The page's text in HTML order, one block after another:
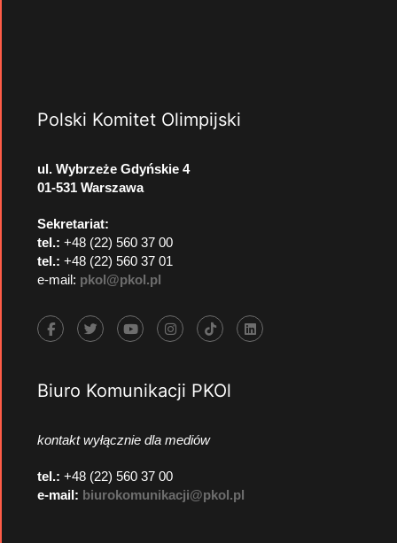
Polski Komitet Olimpijski
ul. Wybrzeże Gdyńskie 4
01-531 Warszawa
Sekretariat:
tel.: +48 (22) 560 37 00
tel.: +48 (22) 560 37 01
e-mail: pkol@pkol.pl
Biuro Komunikacji PKOl
kontakt wyłącznie dla mediów
tel.: +48 (22) 560 37 00
e-mail: biurokomunikacji@pkol.pl